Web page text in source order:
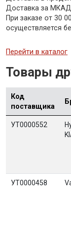
Доставка за МКАД
При заказе от 30
осуществляется
Перейти в каталог
Товары
Код
поставщика
УТ0000552
УТ0000458